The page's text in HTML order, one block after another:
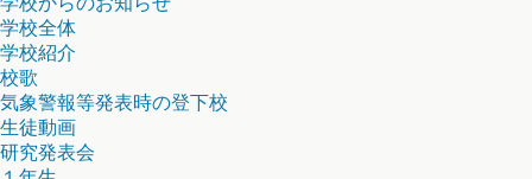
学校全体
学校紹介
校歌
気象警報等発表時の登下校
生徒動画
研究発表会